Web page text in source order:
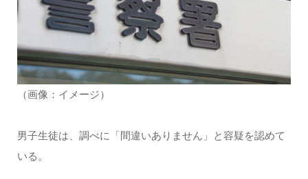
（画像：イメージ）
男子生徒は、調べに「間違いありません」と容疑を認めて
いる。